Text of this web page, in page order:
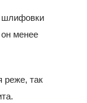
шлифовки
менее
реже, так